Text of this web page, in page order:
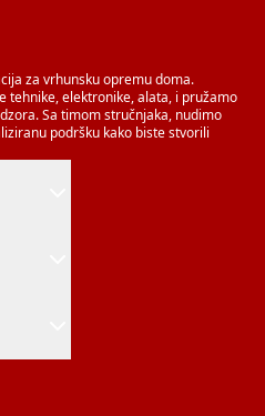
za vrhunsku opremu doma.
tehnike, elektronike, alata, i pružamo
Sa timom stručnjaka, nudimo
podršku kako biste stvorili